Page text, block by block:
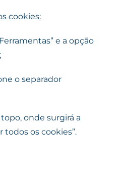
cookies:
e a opção
o separador
topo, onde surgirá a
todos os cookies”.